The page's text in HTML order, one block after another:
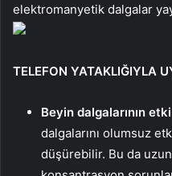
elektromanyetik dalgalar
TELEFON YATAKLIĞIYLA
Beyin dalgalarının
dalgalarını olumsuz
düşürebilir. Bu da